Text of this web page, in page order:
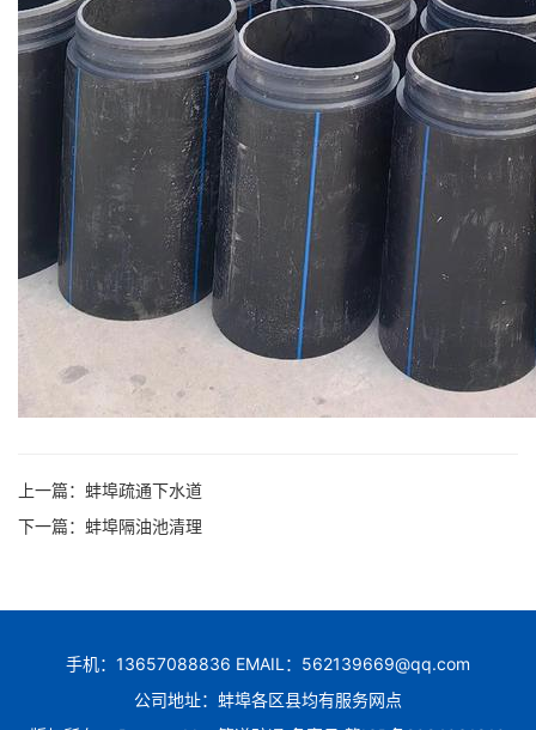
上一篇： 蚌埠疏通下水道
下一篇： 蚌埠隔油池清理
手机：13657088836 EMAIL：562139669@qq.com
公司地址：蚌埠各区县均有服务网点